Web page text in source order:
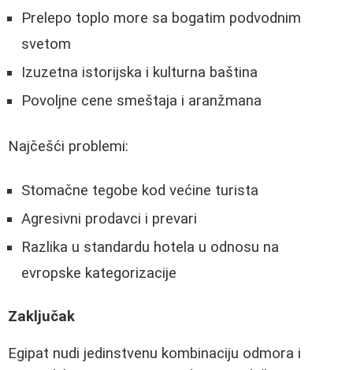
Prelepo toplo more sa bogatim podvodnim
svetom
Izuzetna istorijska i kulturna baština
Povoljne cene smeštaja i aranžmana
Najčešći problemi:
Stomačne tegobe kod većine turista
Agresivni prodavci i prevari
Razlika u standardu hotela u odnosu na
evropske kategorizacije
Zaključak
Egipat nudi jedinstvenu kombinaciju odmora i